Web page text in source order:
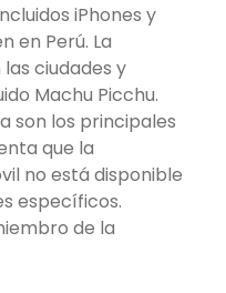
iPhones y
en Perú. La
ciudades y
Machu Picchu.
son los principales
que la
no está disponible
específicos.
de la